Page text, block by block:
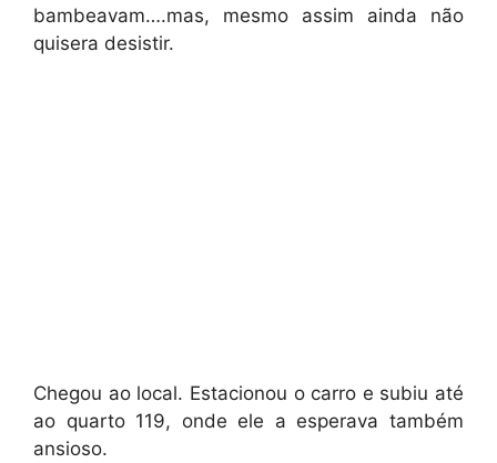
bambeavam….mas, mesmo assim ainda não
quisera desistir.
Chegou ao local. Estacionou o carro e subiu até
ao quarto 119, onde ele a esperava também
ansioso.